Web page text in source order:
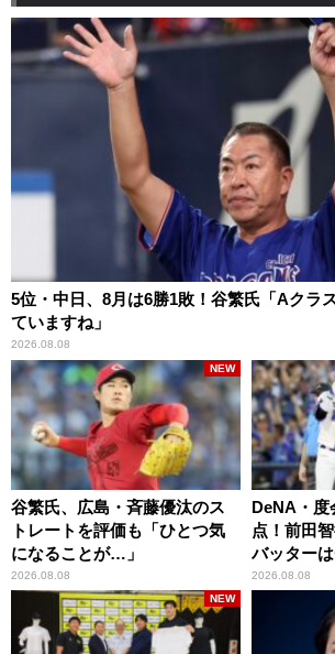
5位・中日、8月は6勝1敗！谷繁氏「Aクラ
ていますね」
2026.08.08
谷繁氏、広島・斉藤優汰のス
トレートを評価も「ひとつ気
になることが…」
2026.08.08
NEW
DeNA・度
点！前田
バッター
2026.08.08
NEW